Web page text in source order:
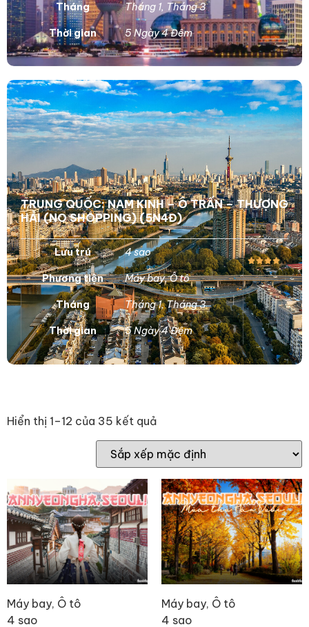
Tháng Tháng 1, Tháng 3
Thời gian 5 Ngày 4 Đêm
TRUNG QUỐC: NAM KINH – Ô TRẤN – THƯỢNG
HẢI (NO SHOPPING) (5N4Đ)
Lưu trú 4 sao
Phương tiện Máy bay,Ô tô
Tháng Tháng 1,Tháng 3
Thời gian 5 Ngày 4 Đêm
Hiển thị 1–12 của 35 kết quả
Máy bay, Ô tô
4 sao
Máy bay, Ô tô
4 sao